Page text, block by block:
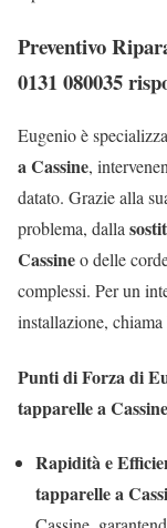
Preventivo
0131 080035
Eugenio è
a Cassine,
datato. Grazie alla
problema, dalla
Cassineo delle
complessi. Per un
installazione,
Punti di Forza di
tapparelle a Cassine
Rapidità e
tapparelle a